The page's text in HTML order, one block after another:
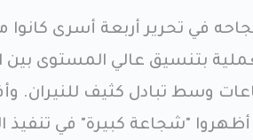
في تحرير أربعة أسرى
بتنسيق عالي المستوى بين
وسط تبادل كثيف للنيران.
أظهروا "شجاعة كبيرة" في تنفيذ